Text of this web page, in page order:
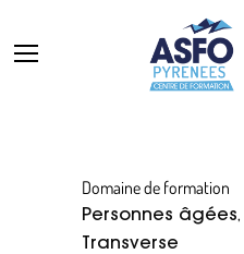
Formations
Particuliers
Domaine de formation
Personnes âgées,
Transverse